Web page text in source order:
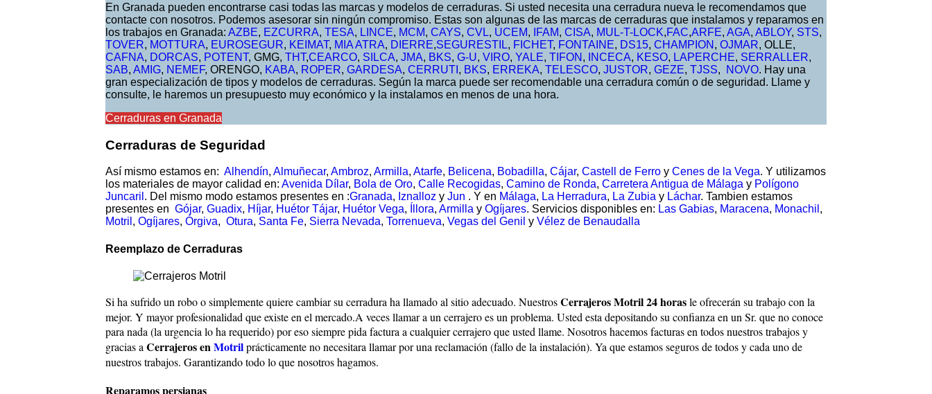
En Granada pueden encontrarse casi todas las marcas y modelos de cerraduras. Si usted necesita una cerradura nueva le recomendamos que
contacte con nosotros. Podemos asesorar sin ningún compromiso. Estas son algunas de las marcas de cerraduras que instalamos y reparamos en
los trabajos en Granada: AZBE, EZCURRA, TESA, LINCE, MCM, CAYS, CVL, UCEM, IFAM, CISA, MUL-T-LOCK,FAC,ARFE, AGA, ABLOY, STS,
TOVER, MOTTURA, EUROSEGUR, KEIMAT, MIA ATRA, DIERRE,SEGURESTIL, FICHET, FONTAINE, DS15, CHAMPION , OJMAR, OLLE,
CAFNA, DORCAS, POTENT, GMG, THT,CEARCO, SILCA, JMA, BKS, G-U, VIRO, YALE, TIFON , INCECA, KESO, LAPERCHE, SERRALLER,
SAB, AMIG, NEMEF, ORENGO, KABA, ROPER, GARDESA, CERRUTI , BKS, ERREKA, TELESCO, JUSTOR, GEZE, TJSS, NOVO. Hay una
gran especialización de tipos y modelos de cerraduras. Según la marca puede ser recomendable una cerradura común o de seguridad. Llame y
consulte, le haremos un presupuesto muy económico y la instalamos en menos de una hora.
Cerraduras en Granada
Cerraduras de Seguridad
Así mismo estamos en: Alhendín, Almuñecar, Ambroz, Armilla, Atarfe, Belicena, Bobadilla, Cájar, Castell de Ferro y Cenes de la Vega. Y utilizamos
los materiales de mayor calidad en: Avenida Dílar, Bola de Oro, Calle Recogidas, Camino de Ronda, Carretera Antigua de Málaga y Polígono
Juncaril . Del mismo modo estamos presentes en :Granada, Iznalloz y Jun . Y en Málaga, La Herradura, La Zubia y Láchar. Tambien estamos
presentes en Gójar, Guadix, Híjar, Huétor Tájar, Huétor Vega, Íllora, Armilla y Ogíjares. Servicios disponibles en: Las Gabias, Maracena, Monachil ,
Motril , Ogíjares, Órgiva, Otura, Santa Fe, Sierra Nevada, Torrenueva, Vegas del Genil y Vélez de Benaudalla
Reemplazo de Cerraduras
Si ha sufrido un robo o simplemente quiere cambiar su cerradura ha llamado al sitio adecuado. NuestrosCerrajeros Motril 24 horasle ofrecerán su trabajo con la
mejor. Y mayor profesionalidad que existe en el mercado.A veces llamar a un cerrajero es un problema. Usted esta depositando su confianza en un Sr. que no conoce
para nada (la urgencia lo ha requerido) por eso siempre pida factura a cualquier cerrajero que usted llame. Nosotros hacemos facturas en todos nuestros trabajos y
gracias a Cerrajeros enMotrilprácticamente no necesitara llamar por una reclamación (fallo de la instalación). Ya que estamos seguros de todos y cada uno de
nuestros trabajos. Garantizando todo lo que nosotros hagamos.
Reparamos persianas